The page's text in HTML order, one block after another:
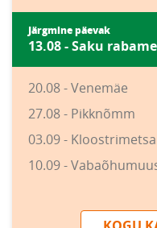
Järgmine päevak
13.08 - Saku
20.08 - Venemäe
27.08 - Pikknõmm
03.09 - Kloostrimetsa
10.09 -